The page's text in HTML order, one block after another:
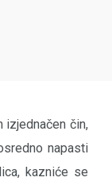
izjednačen čin,
napasti
kazniće se